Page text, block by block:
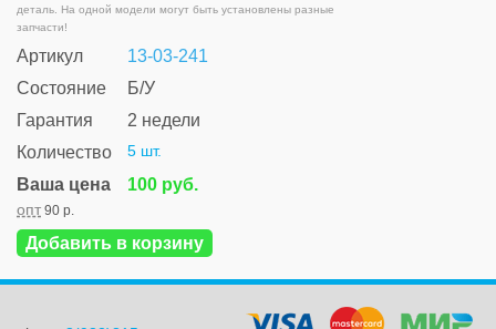
деталь. На одной модели могут быть установлены разные
запчасти!
Артикул
13-03-241
Состояние
Б/У
Гарантия
2 недели
Количество
5 шт.
Ваша цена 100 руб.
опт 90 р.
Добавить в корзину